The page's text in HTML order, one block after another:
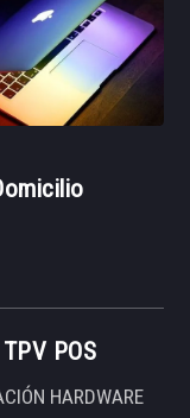
POS
HARDWARE